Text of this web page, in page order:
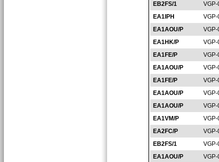
EB2FS/1
EA1IPH
EA1AOU/P
EA1HK/P
EA1FE/P
VGP-
EA1AOU/P
VGP-
EA1FE/P
EA1AOU/P
EA1AOU/P
EA1VM/P
EA2FC/P
EB2FS/1
EA1AOU/P